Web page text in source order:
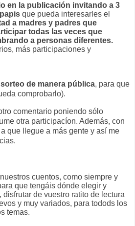
en la publicación invitando a 3
que pueda interesarles el
a madres y padres que
todas las veces que
a personas diferentes.
más participaciones y
de manera pública, para que
comprobarlo).
comentario poniendo sólo
otra participacíon. Además, con
que llegue a más gente y así me
cuentos, como siempre y
que tengáis dónde elegir y
disfrutar de vuestro ratito de lectura
y muy variados, para todods los
temas.